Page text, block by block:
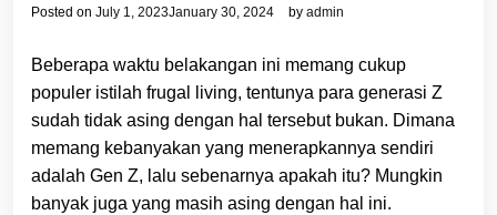
Posted on July 1, 2023January 30, 2024 by admin
Beberapa waktu belakangan ini memang cukup
populer istilah frugal living, tentunya para generasi Z
sudah tidak asing dengan hal tersebut bukan. Dimana
memang kebanyakan yang menerapkannya sendiri
adalah Gen Z, lalu sebenarnya apakah itu? Mungkin
banyak juga yang masih asing dengan hal ini.